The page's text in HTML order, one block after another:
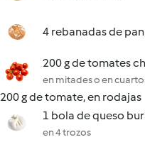
4 rebanadas de pan
200 g de tomates
en mitades o en
200 g de tomate, en rodajas
1 bola de queso
en 4 trozos